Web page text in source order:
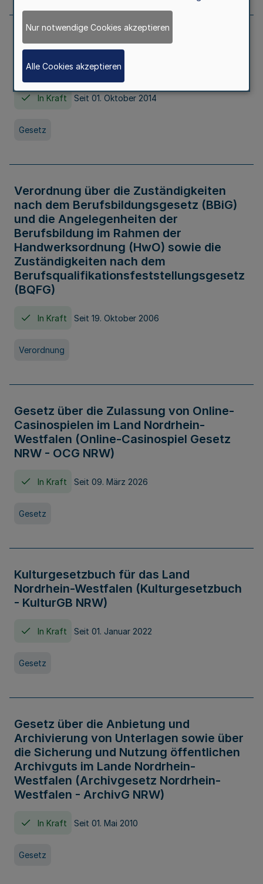
Gesetz über die Hochschulen des Landes
Nordrhein-Westfalen (Hochschulgesetz -
HG)
In Kraft Seit 01. Oktober 2014
Gesetz
Verordnung über die Zuständigkeiten
nach dem Berufsbildungsgesetz (BBiG)
und die Angelegenheiten der
Berufsbildung im Rahmen der
Handwerksordnung (HwO) sowie die
Zuständigkeiten nach dem
Berufsqualifikationsfeststellungsgesetz
(BQFG)
In Kraft Seit 19. Oktober 2006
Verordnung
Gesetz über die Zulassung von Online-
Casinospielen im Land Nordrhein-
Westfalen (Online-Casinospiel Gesetz
NRW - OCG NRW)
In Kraft Seit 09. März 2026
Gesetz
Kulturgesetzbuch für das Land
Nordrhein-Westfalen (Kulturgesetzbuch
- KulturGB NRW)
In Kraft Seit 01. Januar 2022
Gesetz
Gesetz über die Anbietung und
Archivierung von Unterlagen sowie über
die Sicherung und Nutzung öffentlichen
Archivguts im Lande Nordrhein-
Westfalen (Archivgesetz Nordrhein-
Westfalen - ArchivG NRW)
In Kraft Seit 01. Mai 2010
Gesetz
Nur notwendige Cookies akzeptieren
Alle Cookies akzeptieren